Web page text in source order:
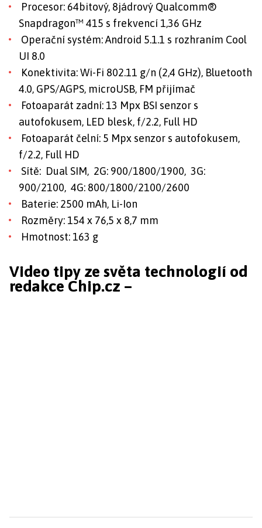
Procesor: 64bitový, 8jádrový Qualcomm®
Snapdragon™ 415 s frekvencí 1,36 GHz
Operační systém: Android 5.1.1 s rozhraním Cool
UI 8.0
Konektivita: Wi-Fi 802.11 g/n (2,4 GHz), Bluetooth
4.0, GPS/AGPS, microUSB, FM přijímač
Fotoaparát zadní: 13 Mpx BSI senzor s
autofokusem, LED blesk, f/2.2, Full HD
Fotoaparát čelní: 5 Mpx senzor s autofokusem,
f/2.2, Full HD
Sítě: Dual SIM, 2G: 900/1800/1900, 3G:
900/2100, 4G: 800/1800/2100/2600
Baterie: 2500 mAh, Li-Ion
Rozměry: 154 x 76,5 x 8,7 mm
Hmotnost: 163 g
Video tipy ze světa technologií od
redakce Chip.cz –